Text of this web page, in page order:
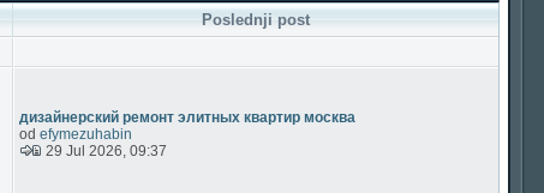
Poslednji post
дизайнерский ремонт элитных квартир москва
od efymezuhabin
29 Jul 2026, 09:37